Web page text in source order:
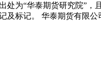
处为“华泰期货研究院”
标记。 华泰期货有限